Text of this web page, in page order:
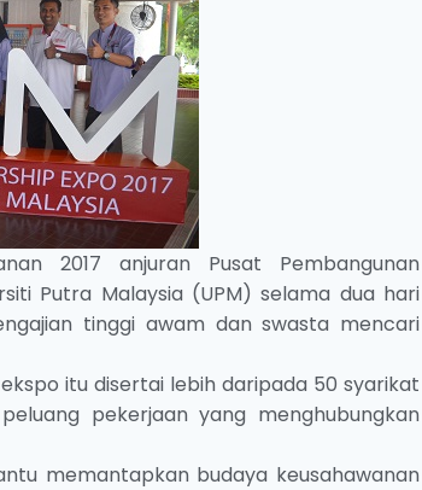
2017 anjuran Pusat Pembangunan
Putra Malaysia (UPM) selama dua hari
tinggi awam dan swasta mencari
ekspo itu disertai lebih daripada 50 syarikat
pekerjaan yang menghubungkan
memantapkan budaya keusahawanan